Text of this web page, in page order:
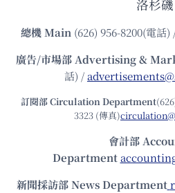
洛杉磯
總機Main (626) 956-8200(電話) /
廣告/市場部Advertising &
話) /
訂閱部 Circulation Department
3323 (傳真)
會計部
Department
新聞採訪部 News Department